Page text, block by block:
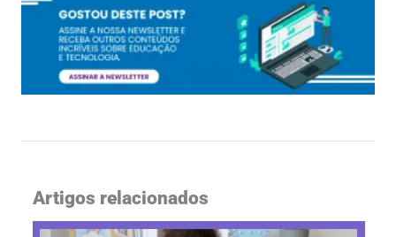
Artigos relacionados